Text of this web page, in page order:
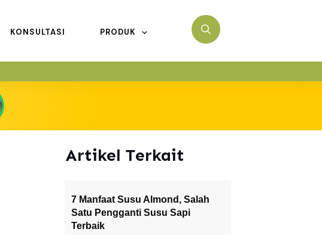
KONSULTASI PRODUK
Artikel Terkait
7 Manfaat Susu Almond, Salah
Satu Pengganti Susu Sapi
Terbaik